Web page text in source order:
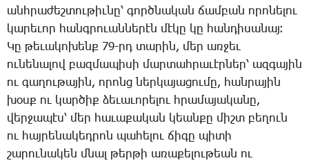
անհ­րա­ժեշ­տու­թիւ­նը՝ գործ­նա­կան ճամ­բան ո­րո­նե­լու
կա­րե­ւոր հանգ­րո­ւան­նե­րէն մէ­կը կը հան­դի­սա­նայ։
­Կը թե­ւա­կո­խենք 79-րդ ­տա­րին, մեր առ­ջեւ
ու­նե­նա­լով բազ­մա­պի­սի մար­տահ­րա­ւէր­ներ՝ ազ­գա­յին
ու գա­ղու­թա­յին, ո­րոնց ներ­կա­յա­ցու­մը, հան­րա­յին
խօսք ու կար­ծիք ձե­ւա­ւո­րե­լու հրա­մա­յա­կա­նը,
վեր­ջա­պէս՝ մեր հա­ւա­քա­կան կեան­քը միշտ բե­ղուն
ու հայ­րե­նա­կեդ­րոն պա­հե­լու ճի­գը պի­տի
շա­րու­նա­կեն մնալ թեր­թի ա­ռա­քե­լու­թեան ու